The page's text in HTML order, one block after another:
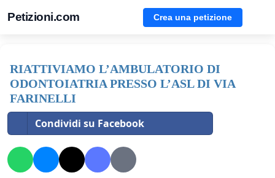
Petizioni.com Crea una petizione
RIATTIVIAMO L’AMBULATORIO DI
ODONTOIATRIA PRESSO L’ASL DI VIA
FARINELLI
Condividi su Facebook